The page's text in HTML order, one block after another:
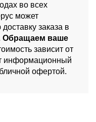
во всех
может
заказа в
Обращаем ваше
зависит от
информационный
офертой.